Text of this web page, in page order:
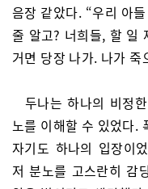
음장 같았다. “우리 아
줄 알고? 너희들, 할 일
거면 당장 나가. 나가 죽
두나는 하나의 비정
노를 이해할 수 있었다.
자기도 하나의 입장이
저 분노를 고스란히 감